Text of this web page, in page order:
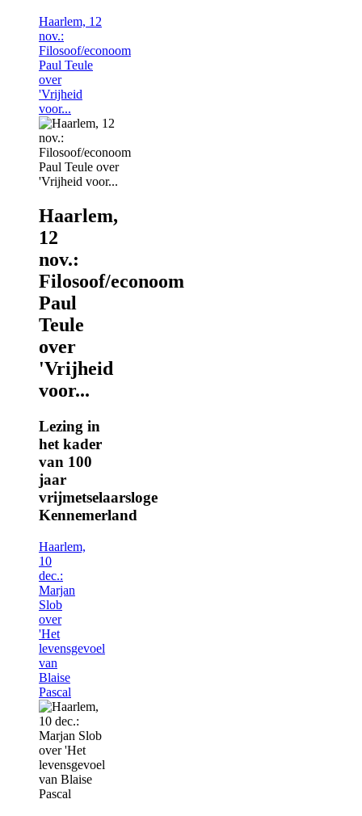
Haarlem, 12
nov.:
Filosoof/econoom
Paul Teule
over
'Vrijheid
voor...
Haarlem,
12
nov.:
Filosoof/econoom
Paul
Teule
over
'Vrijheid
voor...
Lezing in
het kader
van 100
jaar
vrijmetselaarsloge
Kennemerland
Haarlem,
10
dec.:
Marjan
Slob
over
'Het
levensgevoel
van
Blaise
Pascal